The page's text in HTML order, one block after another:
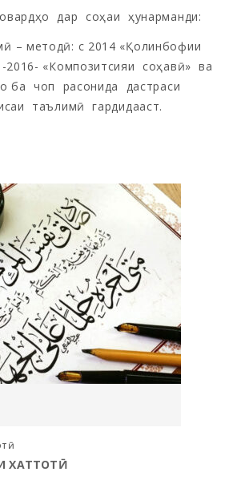
дар соҳаи ҳунарманди:
– методӣ: с 2014 «Қолинбофии
2016- «Композитсияи соҳавӣ» ва
ба чоп расонида дастраси
таълимӣ гардидааст.
ХАТТОТӢ